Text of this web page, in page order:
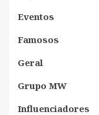
Eventos
Famosos
Geral
Grupo MW
Influenciadores